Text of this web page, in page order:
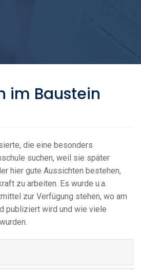
im Baustein
die eine besonders
suchen, weil sie später
hier gute Aussichten bestehen,
zu arbeiten. Es wurde u.a.
zur Verfügung stehen, wo am
publiziert wird und wie viele